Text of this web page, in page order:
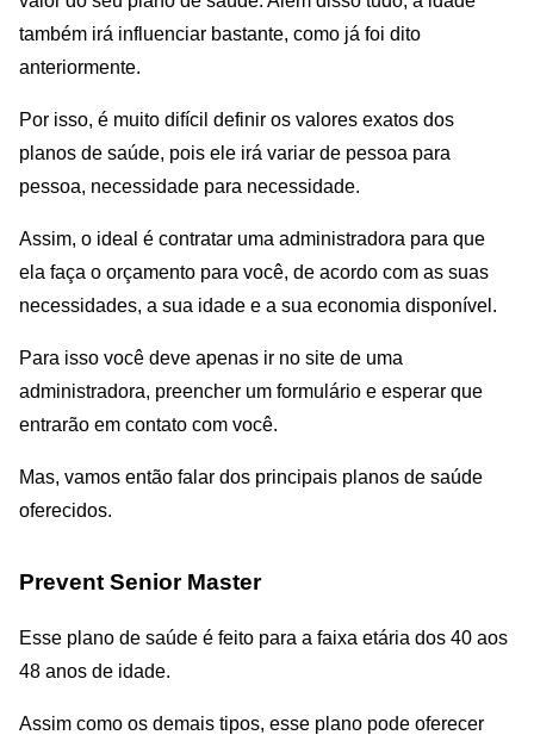
também irá influenciar bastante, como já foi dito
anteriormente.
Por isso, é muito difícil definir os valores exatos dos
planos de saúde, pois ele irá variar de pessoa para
pessoa, necessidade para necessidade.
Assim, o ideal é contratar uma administradora para que
ela faça o orçamento para você, de acordo com as suas
necessidades, a sua idade e a sua economia disponível.
Para isso você deve apenas ir no site de uma
administradora, preencher um formulário e esperar que
entrarão em contato com você.
Mas, vamos então falar dos principais planos de saúde
oferecidos.
Prevent Senior Master
Esse plano de saúde é feito para a faixa etária dos 40 aos
48 anos de idade.
Assim como os demais tipos, esse plano pode oferecer